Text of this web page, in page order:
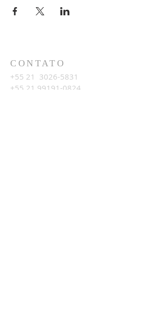
CONTATO
+55 21 3026-5831
+55 21 99191-0824